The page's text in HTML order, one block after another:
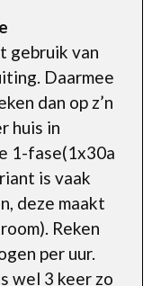
gebruik van
Daarmee
dan op z’n
huis in
1-fase(1x30a
is vaak
deze maakt
Reken
per uur.
wel 3 keer zo